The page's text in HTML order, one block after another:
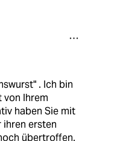
. Ich bin
Ihrem
haben Sie mit
ihren ersten
übertroffen.